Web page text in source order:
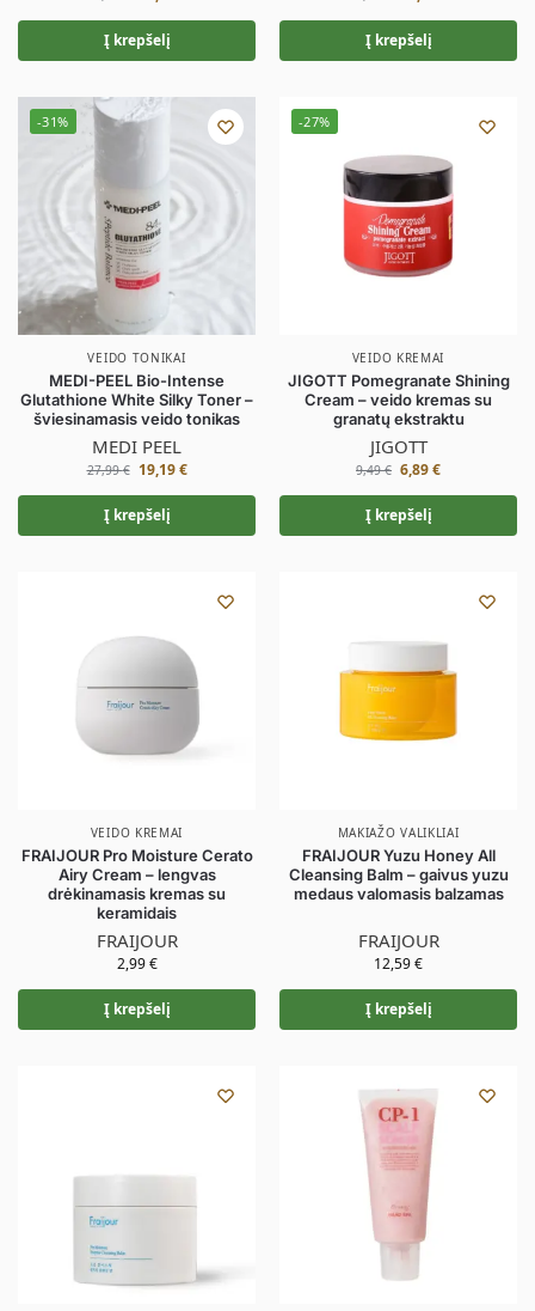
Į krepšelį Į krepšelį
-31%
VEIDO TONIKAI
MEDI-PEEL Bio-Intense
Glutathione White Silky Toner –
šviesinamasis veido tonikas
MEDI PEEL
27,99€ 19,19€
Į krepšelį
-27%
VEIDO KREMAI
JIGOTT Pomegranate Shining
Cream – veido kremas su
granatų ekstraktu
JIGOTT
9,49€ 6,89€
Į krepšelį
VEIDO KREMAI
FRAIJOUR Pro Moisture Cerato
Airy Cream – lengvas
drėkinamasis kremas su
keramidais
FRAIJOUR
2,99€
Į krepšelį
MAKIAŽO VALIKLIAI
FRAIJOUR Yuzu Honey All
Cleansing Balm – gaivus yuzu
medaus valomasis balzamas
FRAIJOUR
12,59€
Į krepšelį